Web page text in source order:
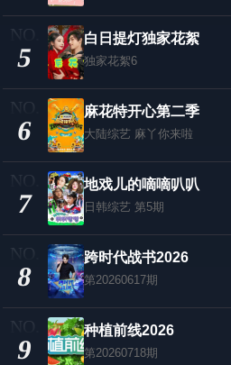
5
白日提灯独家花絮
独家花絮6
6
麻花特开心第二季
大陆综艺 麻丫你来啦
7
地戏儿的嘀嘀叭叭
日韩综艺 第5期
8
跨时代战书2026
第20260617期
9
种植前线2026
第20260718期